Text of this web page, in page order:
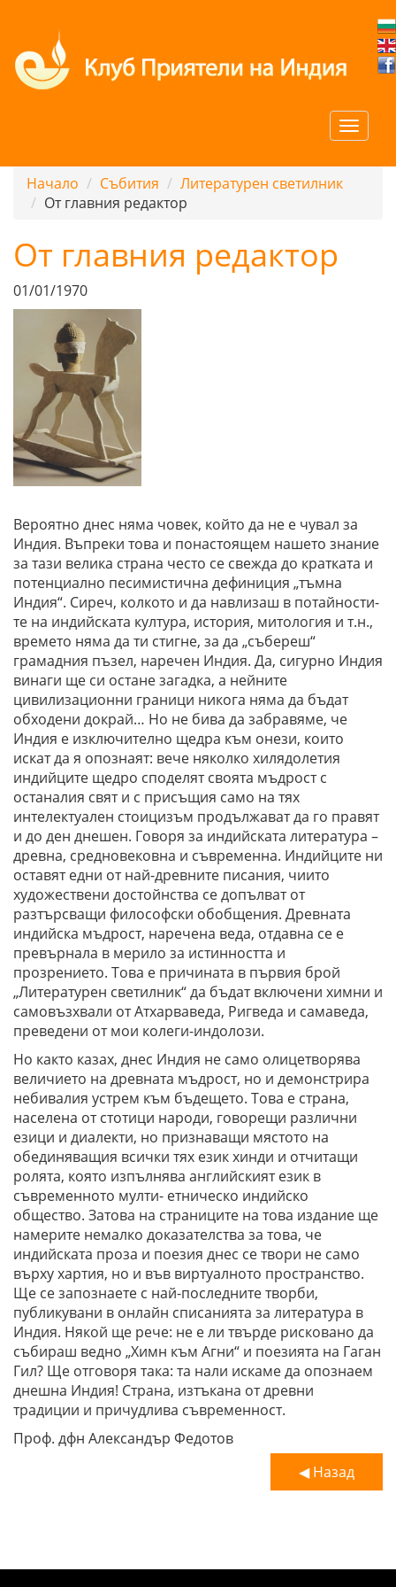
Начало Събития
Литературен светилник
От главния редактор
От главния редактор
01/01/1970
Вероятно днес няма човек, който да не е чувал за
Индия. Въпреки това и понастоящем нашето знание
за тази велика страна често се свежда до кратката и
потенциално песимистична дефиниция „тъмна
Индия“. Сиреч, колкото и да навлизаш в потайности-
те на индийската култура, история, митология и т.н.,
времето няма да ти стигне, за да „събереш“
грамадния пъзел, наречен Индия. Да, сигурно Индия
винаги ще си остане загадка, а нейните
цивилизационни граници никога няма да бъдат
обходени докрай… Но не бива да забравяме, че
Индия е изключително щедра към онези, които
искат да я опознаят: вече няколко хилядолетия
индийците щедро споделят своята мъдрост с
останалия свят и с присъщия само на тях
интелектуален стоицизъм продължават да го правят
и до ден днешен. Говоря за индийската литература –
древна, средновековна и съвременна. Индийците ни
оставят едни от най-древните писания, чиито
художествени достойнства се допълват от
разтърсващи философски обобщения. Древната
индийска мъдрост, наречена веда, отдавна се е
превърнала в мерило за истинността и
прозрението. Това е причината в първия брой
„Литературен светилник“ да бъдат включени химни и
самовъзхвали от Атхарваведа, Ригведа и самаведа,
преведени от мои колеги-индолози.
Но както казах, днес Индия не само олицетворява
величието на древната мъдрост, но и демонстрира
небивалия устрем към бъдещето. Това е страна,
населена от стотици народи, говорещи различни
езици и диалекти, но признаващи мястото на
обединяващия всички тях език хинди и отчитащи
ролята, която изпълнява английският език в
съвременното мулти- етническо индийско
общество. Затова на страниците на това издание ще
намерите немалко доказателства за това, че
индийската проза и поезия днес се твори не само
върху хартия, но и във виртуалното пространство.
Ще се запознаете с най-последните творби,
публикувани в онлайн списанията за литература в
Индия. Някой ще рече: не е ли твърде рисковано да
събираш ведно „Химн към Агни“ и поезията на Гаган
Гил? Ще отговоря така: та нали искаме да опознаем
днешна Индия! Страна, изтъкана от древни
традиции и причудлива съвременност.
Проф. дфн Александър Федотов
◀ Назад